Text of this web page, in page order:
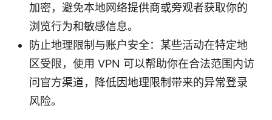
加密，避免本地网络提供商或旁观者获取你的
浏览行为和敏感信息。
防止地理限制与账户安全：某些活动在特定地
区受限，使用 VPN 可以帮助你在合法范围内访
问官方渠道，降低因地理限制带来的异常登录
风险。